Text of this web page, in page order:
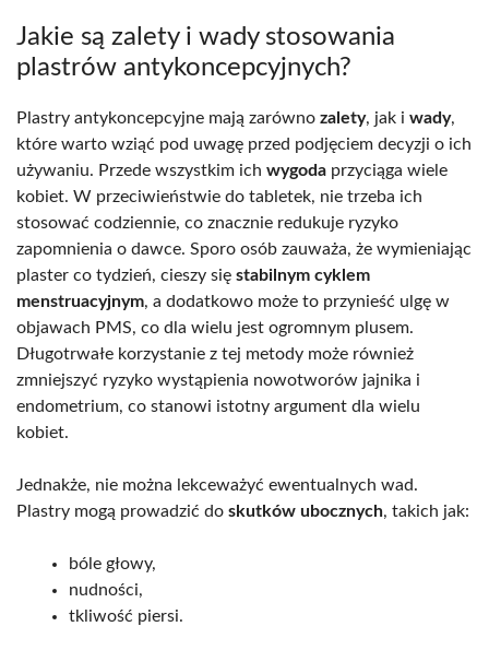
Jakie są zalety i wady stosowania
plastrów antykoncepcyjnych?
Plastry antykoncepcyjne mają zarówno zalety, jak i wady,
które warto wziąć pod uwagę przed podjęciem decyzji o ich
używaniu. Przede wszystkim ich wygoda przyciąga wiele
kobiet. W przeciwieństwie do tabletek, nie trzeba ich
stosować codziennie, co znacznie redukuje ryzyko
zapomnienia o dawce. Sporo osób zauważa, że wymieniając
plaster co tydzień, cieszy się stabilnym cyklem
menstruacyjnym, a dodatkowo może to przynieść ulgę w
objawach PMS, co dla wielu jest ogromnym plusem.
Długotrwałe korzystanie z tej metody może również
zmniejszyć ryzyko wystąpienia nowotworów jajnika i
endometrium, co stanowi istotny argument dla wielu
kobiet.
Jednakże, nie można lekceważyć ewentualnych wad.
Plastry mogą prowadzić do skutków ubocznych, takich jak:
bóle głowy,
nudności,
tkliwość piersi.